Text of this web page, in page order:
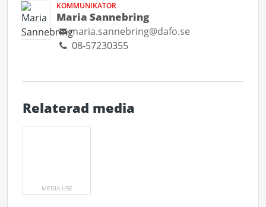
KOMMUNIKATÖR
Maria Sannebring
maria.sannebring@dafo.se
08-57230355
Relaterad media
MEDIA USE